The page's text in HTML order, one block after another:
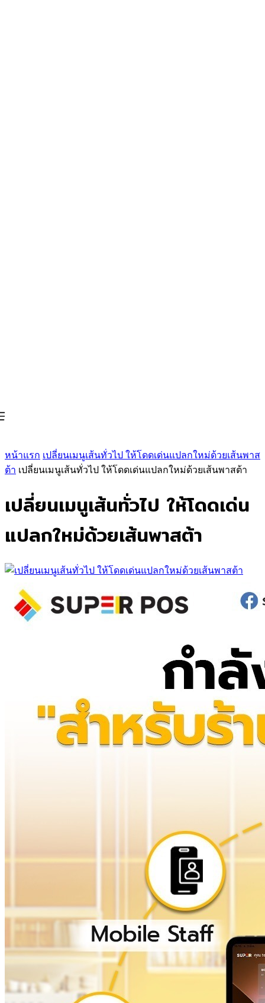
หน้าแรก เปลี่ยนเมนูเส้นทั่วไป ให้โดดเด่นแปลกใหม่ด้วยเส้นพาส
ต้า เปลี่ยนเมนูเส้นทั่วไป ให้โดดเด่นแปลกใหม่ด้วยเส้นพาสต้า
เปลี่ยนเมนูเส้นทั่วไป ให้โดดเด่น
แปลกใหม่ด้วยเส้นพาสต้า